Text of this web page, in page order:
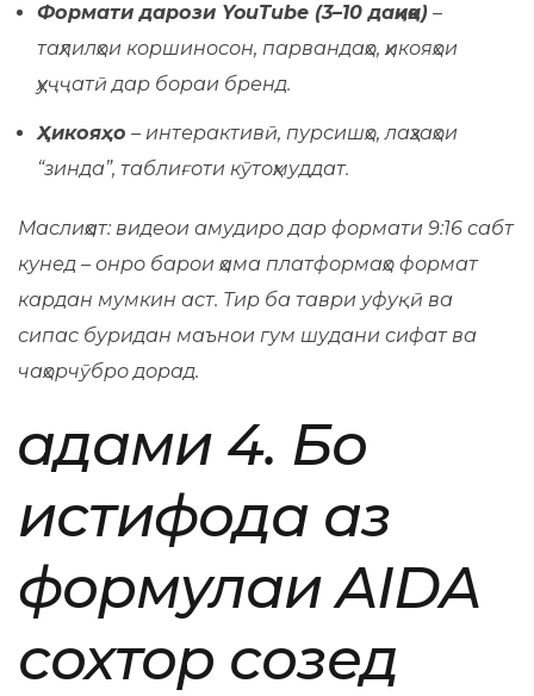
Формати дарози YouTube (3–10 дақиқа) –
таҳлилҳои коршиносон, парвандаҳо, ҳикояҳои
ҳуҷҷатӣ дар бораи бренд.
Ҳикояҳо – интерактивӣ, пурсишҳо, лаҳзаҳои
“зинда”, таблиғоти кӯтоҳмуддат.
Маслиҳат: видеои амудиро дар формати 9:16 сабт
кунед – онро барои ҳама платформаҳо формат
кардан мумкин аст. Тир ба таври уфуқӣ ва
сипас буридан маънои гум шудани сифат ва
чаҳорчӯбро дорад.
Қадами 4. Бо
истифода аз
формулаи AIDA
сохтор созед